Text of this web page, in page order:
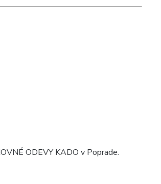
ODEVY KADO v Poprade.